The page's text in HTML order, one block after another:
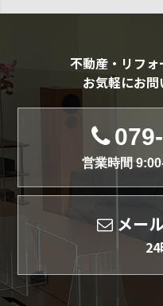
不動産・リフ
お気軽にお
営業時間
メー